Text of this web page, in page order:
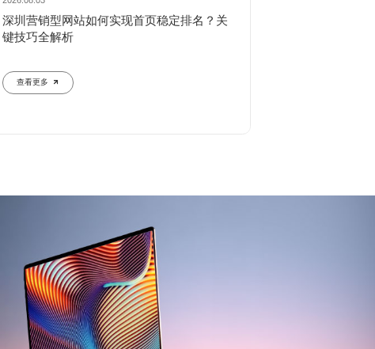
深圳营销型网站如何实现首页稳定排名？关
键技巧全解析
查看更多